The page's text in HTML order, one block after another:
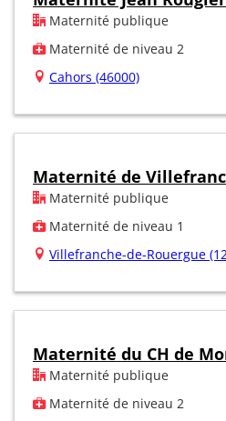
Maternité publique
Maternité de niveau 2
Cahors (46000)
Maternité de
Maternité publique
Maternité de niveau 1
Villefranche-de-Rouergue
Maternité du CH de
Maternité publique
Maternité de niveau 2